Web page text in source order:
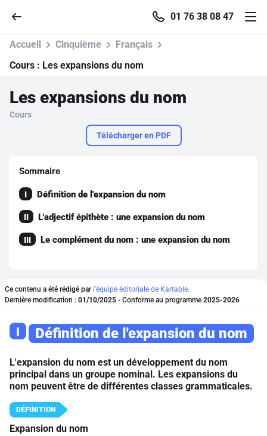
01 76 38 08 47
Accueil
Se connecter
Accueil Cinquième
Français
Cours : Les expansions du nom
Les expansions du nom
Cours
Télécharger en PDF
Sommaire
I Définition de l'expansion du nom
II L'adjectif épithète : une expansion du nom
III Le complément du nom : une expansion du nom
Ce contenu a été rédigé par l'équipe éditoriale de Kartable.
Dernière modification : 01/10/2025 - Conforme au programme 2025-2026
I Définition de l'expansion du nom
L'expansion du nom est un développement du nom
principal dans un groupe nominal. Les expansions du
nom peuvent être de différentes classes grammaticales.
Expansion du nom